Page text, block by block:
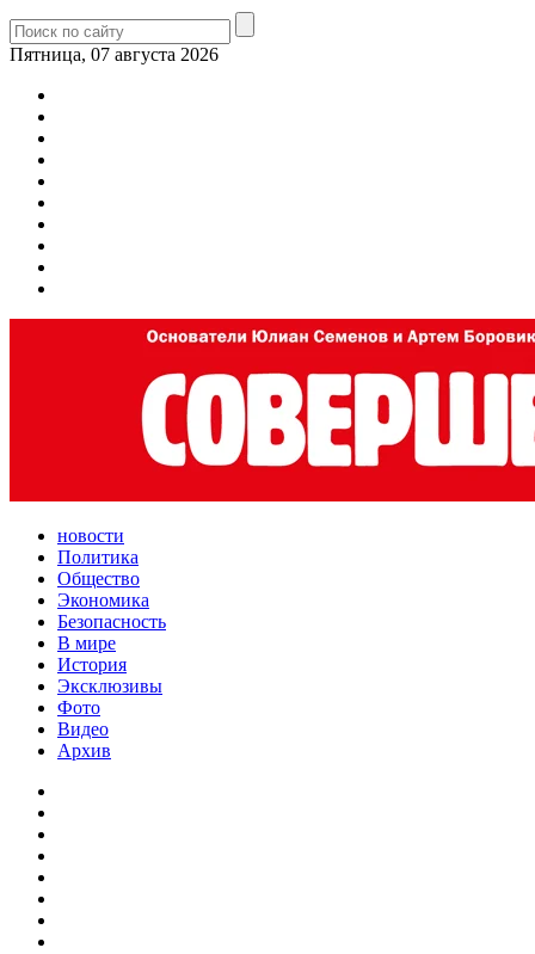
Пятница, 07 августа 2026
новости
Политика
Общество
Экономика
Безопасность
В мире
История
Эксклюзивы
Фото
Видео
Архив